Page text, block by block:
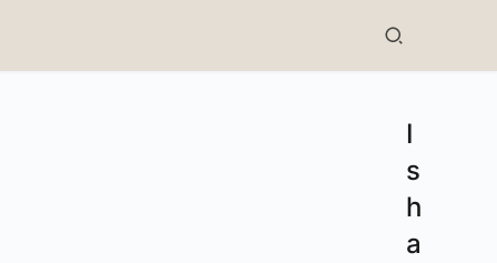
I
s
h
a